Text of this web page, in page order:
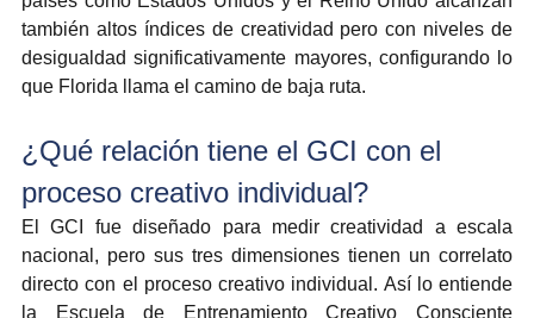
también altos índices de creatividad pero con niveles de
desigualdad significativamente mayores, configurando lo
que Florida llama el camino de baja ruta.
¿Qué relación tiene el GCI con el
proceso creativo individual?
El GCI fue diseñado para medir creatividad a escala
nacional, pero sus tres dimensiones tienen un correlato
directo con el proceso creativo individual. Así lo entiende
la Escuela de Entrenamiento Creativo Consciente